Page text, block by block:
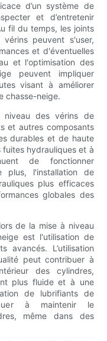
d’un système de
et d’entretenir
fil du temps, les joints
peuvent s'user,
et d'éventuelles
et l'optimisation des
peuvent impliquer
visant à améliorer
chasse-neige.
niveau des vérins de
et autres composants
durables et de haute
hydrauliques et à
de fonctionner
l'installation de
plus efficaces
globales des
de la mise à niveau
est l'utilisation de
avancés. L’utilisation
peut contribuer à
des cylindres,
plus fluide et à une
de lubrifiants de
à maintenir le
même dans des